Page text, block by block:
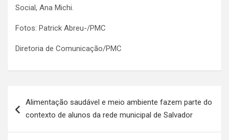
Social, Ana Michi.
Fotos: Patrick Abreu-/PMC
Diretoria de Comunicação/PMC
de
Alimentação saudável e meio ambiente fazem parte do
contexto de alunos da rede municipal de Salvador